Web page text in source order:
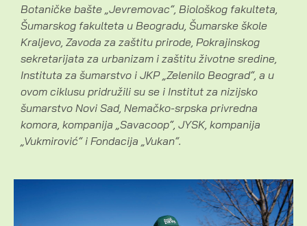
Botaničke bašte „Jevremovac“, Biološkog fakulteta,
Šumarskog fakulteta u Beogradu, Šumarske škole
Kraljevo, Zavoda za zaštitu prirode, Pokrajinskog
sekretarijata za urbanizam i zaštitu životne sredine,
Instituta za šumarstvo i JKP „Zelenilo Beograd“, a u
ovom ciklusu pridružili su se i Institut za nizijsko
šumarstvo Novi Sad, Nemačko-srpska privredna
komora, kompanija „Savacoop“, JYSK, kompanija
„Vukmirović“ i Fondacija „Vukan“.